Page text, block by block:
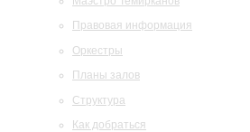
Правовая информация
Оркестры
Планы залов
Структура
Как добраться